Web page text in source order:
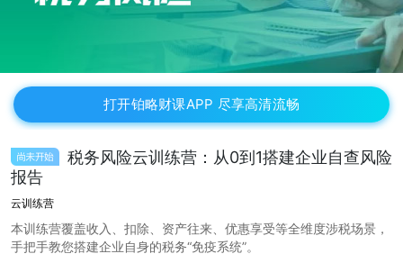
打开铂略财课APP 尽享高清流畅
税务风险云训练营：从0到1搭建企业自查风险
报告
云训练营
本训练营覆盖收入、扣除、资产往来、优惠享受等全维度涉税场景，
手把手教您搭建企业自身的税务“免疫系统”。